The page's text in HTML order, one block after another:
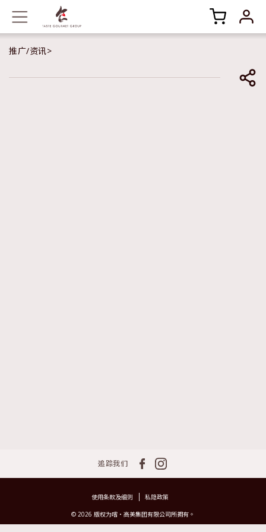
推广/资讯
追踪我们
© 2026 版权为嚐‧高美集团有限公司所拥有。
使用条款及细则 私隐政策